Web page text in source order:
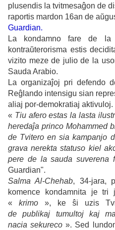
plusendis la tvitmesaĝon de
raportis mardon 16an de
Guardian.
La kondamno fare de la
kontraŭterorisma estis
vizito meze de julio de la
Sauda Arabio.
La organizaĵoj pri defendo
Reĝlando intensigu sian
aliaj por-demokratiaj aktivuloj.
« Tiu afero estas la lasta
heredaĵa princo Mohammed
de Tvitero en sia kampanjo
grava nerekta statuso kiel
pere de la sauda suverena
Guardian".
Salma Al-Chehab, 34-jara,
komence kondamnita je
« krimo », ke ŝi uzis
de publikaj tumultoj kaj
nacia sekureco ». Sed